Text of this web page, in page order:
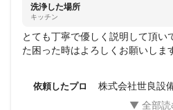
洗浄した場所
キッチン
とても丁寧で優しく説明して頂い
た困った時はよろしくお願いしま
依頼したプロ 株式会社世良設